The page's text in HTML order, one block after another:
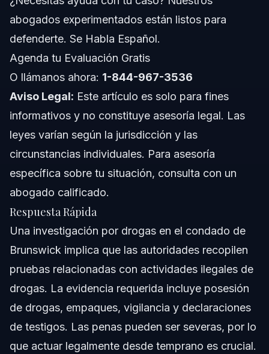
Confianza y Experiencia del Abogado
Preguntas Frecuentes
el condado de Brunswick?
¿Cuál es la sentencia mínima para el tráfico de drogas
¿Cuál es la droga más traficada en el condado de
Brunswick?
¿En qué consiste una investigación de drogas en el
condado de Brunswick?
investigación de drogas?
¿Cómo puede ayudar un abogado durante una
investigación de drogas en el condado de Brunswick?
de registro en el condado de Brunswick?
¿Pueden desestimarse los cargos en un caso de
Fuentes y Referencias
abogados experimentados están listos para
defenderte. Se Habla Español.
Agenda tu Evaluación Gratis
O llámanos ahora: 1-844-967-3536
Aviso Legal: Este artículo es solo para fines
informativos y no constituye asesoría legal. Las
leyes varían según la jurisdicción y las
circunstancias individuales. Para asesoría
específica sobre tu situación, consulta con un
abogado calificado.
Respuesta Rápida
Una investigación por drogas en el condado de
Brunswick implica que las autoridades recopilen
pruebas relacionadas con actividades ilegales de
drogas. La evidencia requerida incluye posesión
de drogas, empaques, vigilancia y declaraciones
de testigos. Las penas pueden ser severas, por lo
que actuar legalmente desde temprano es crucial.